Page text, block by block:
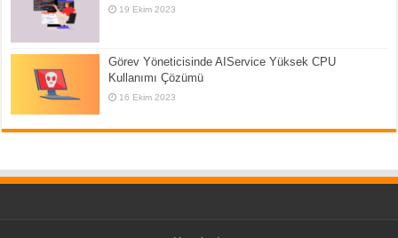
19 Ekim 2023
Görev Yöneticisinde AIService Yüksek CPU
Kullanımı Çözümü
16 Ekim 2023